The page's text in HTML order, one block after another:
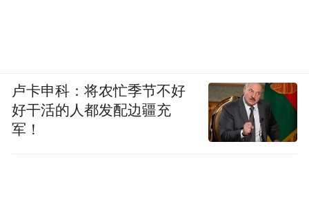
卢卡申科：将农忙季节不好
好干活的人都发配边疆充
军！